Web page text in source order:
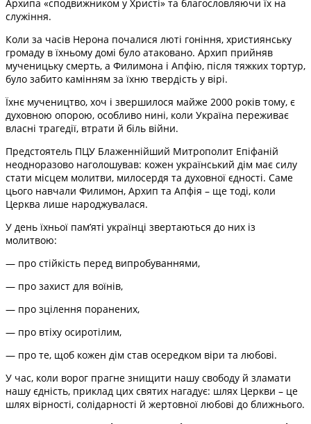
Архипа «сподвижником у Христі» та благословляючи їх на
служіння.
Коли за часів Нерона почалися люті гоніння, християнську
громаду в їхньому домі було атаковано. Архип прийняв
мученицьку смерть, а Филимона і Апфію, після тяжких тортур,
було забито камінням за їхню твердість у вірі.
Їхнє мучеництво, хоч і звершилося майже 2000 років тому, є
духовною опорою, особливо нині, коли Україна переживає
власні трагедії, втрати й біль війни.
Предстоятель ПЦУ Блаженнійший Митрополит Епіфаній
неодноразово наголошував: кожен український дім має силу
стати місцем молитви, милосердя та духовної єдності. Саме
цього навчали Филимон, Архип та Апфія – ще тоді, коли
Церква лише народжувалася.
У день їхньої пам’яті українці звертаються до них із
молитвою:
— про стійкість перед випробуваннями,
— про захист для воїнів,
— про зцілення поранених,
— про втіху осиротілим,
— про те, щоб кожен дім став осередком віри та любові.
У час, коли ворог прагне знищити нашу свободу й зламати
нашу єдність, приклад цих святих нагадує: шлях Церкви – це
шлях вірності, солідарності й жертовної любові до ближнього.